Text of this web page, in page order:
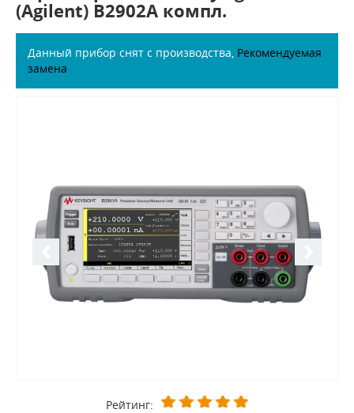
(Agilent) B2902A компл.
Данный прибор снят с производства, Рекомендуемая
замена
Рейтинг: